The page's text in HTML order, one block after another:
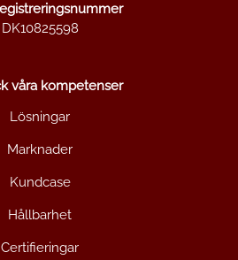
DK10825598
våra kompetenser
Lösningar
Marknader
Kundcase
Hållbarhet
Certifieringar